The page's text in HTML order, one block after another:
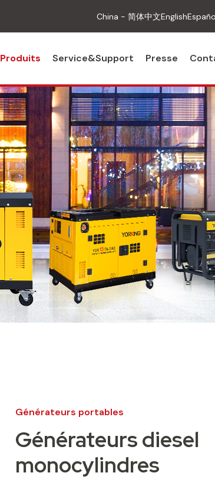
China - 简体中文English
Produits Service&Support Presse
Générateurs portables
Générateurs diesel
monocylindres